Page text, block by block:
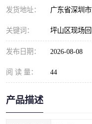
发货地址： 广东省深圳
关键词： 坪山区现场
发布日期： 2026-08-08
阅 读 量： 44
产品描述